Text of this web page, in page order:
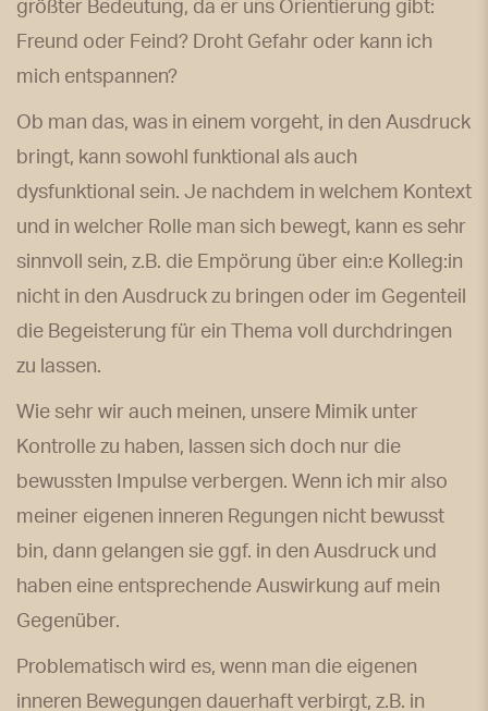
größter Bedeutung, da er uns Orientierung gibt:
Freund oder Feind? Droht Gefahr oder kann ich
mich entspannen?
Ob man das, was in einem vorgeht, in den Ausdruck
bringt, kann sowohl funktional als auch
dysfunktional sein. Je nachdem in welchem Kontext
und in welcher Rolle man sich bewegt, kann es sehr
sinnvoll sein, z.B. die Empörung über ein:e Kolleg:in
nicht in den Ausdruck zu bringen oder im Gegenteil
die Begeisterung für ein Thema voll durchdringen
zu lassen.
Wie sehr wir auch meinen, unsere Mimik unter
Kontrolle zu haben, lassen sich doch nur die
bewussten Impulse verbergen. Wenn ich mir also
meiner eigenen inneren Regungen nicht bewusst
bin, dann gelangen sie ggf. in den Ausdruck und
haben eine entsprechende Auswirkung auf mein
Gegenüber.
Problematisch wird es, wenn man die eigenen
inneren Bewegungen dauerhaft verbirgt, z.B. in